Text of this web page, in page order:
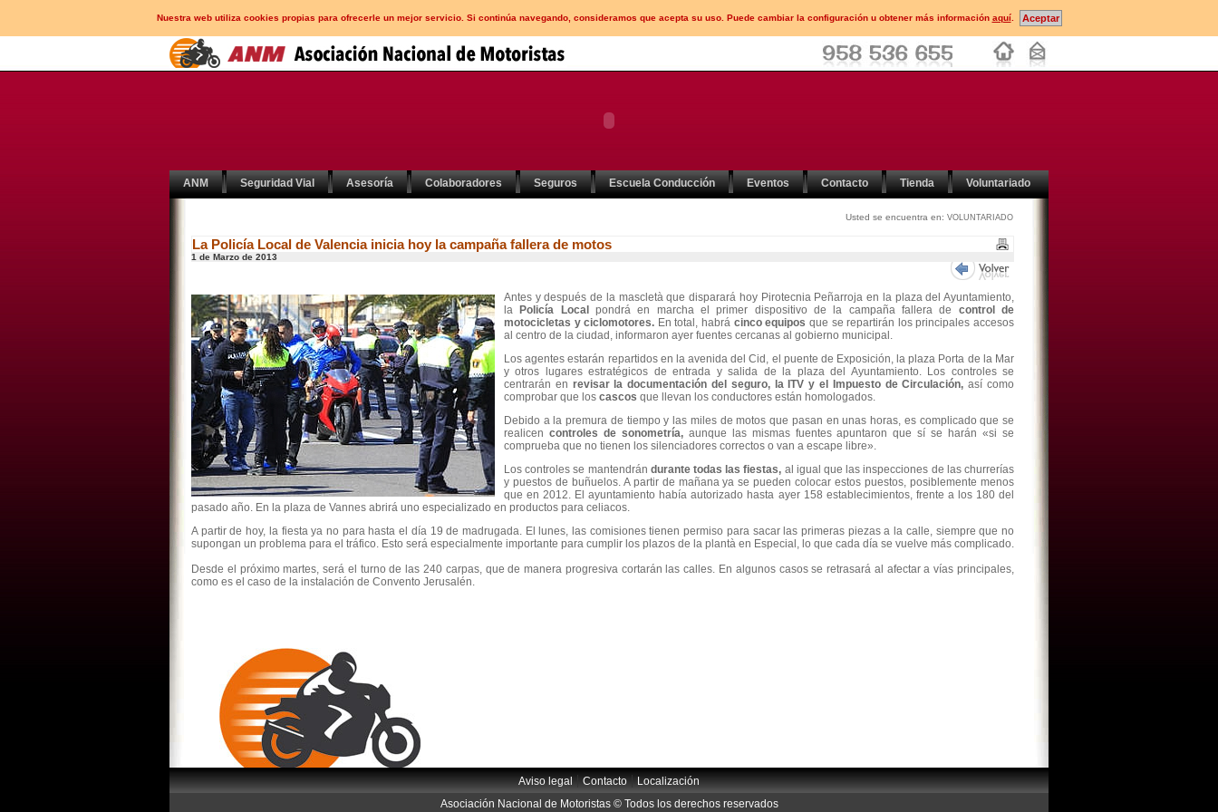
Nuestra web utiliza cookies propias para ofrecerle un mejor servicio. Si continúa navegando, consideramos que acepta su uso. Puede cambiar la configuración u obtener más información aquí.
ANM Seguridad Vial Asesoría Colaboradores Seguros Escuela Conducción Eventos Contacto Tienda Voluntariado
Usted se encuentra en: VOLUNTARIADO
La Policía Local de Valencia inicia hoy la campaña fallera de motos
1 de Marzo de 2013
Antes y después de la mascletà que disparará hoy Pirotecnia Peñarroja en la plaza del Ayuntamiento,
la
Policía Local pondrá en marcha el primer dispositivo de la campaña fallera de control de
motocicletas y ciclomotores. En total, habrá cinco equipos que se repartirán los principales accesos
al centro de la ciudad, informaron ayer fuentes cercanas al gobierno municipal.
Los agentes estarán repartidos en la avenida del Cid, el puente de Exposición, la plaza Porta de la Mar
y otros lugares estratégicos de entrada y salida de la plaza del Ayuntamiento. Los controles se
centrarán en revisar la documentación del seguro, la ITV y el Impuesto de Circulación,así como
comprobar que los cascos que llevan los conductores están homologados.
Debido a la premura de tiempo y las miles de motos que pasan en unas horas, es complicado que se
realicen controles de sonometría,aunque las mismas fuentes apuntaron que sí se harán «si se
comprueba que no tienen los silenciadores correctos o van a escape libre».
Los controles se mantendrán durante todas las fiestas, al igual que las inspecciones de las churrerías
y puestos de buñuelos. A partir de mañana ya se pueden colocar estos puestos, posiblemente menos
que en 2012. El ayuntamiento había autorizado hasta ayer 158 establecimientos, frente a los 180 del
pasado año. En la plaza de Vannes abrirá uno especializado en productos para celiacos.
A partir de hoy, la fiesta ya no para hasta el día 19 de madrugada. El lunes, las comisiones tienen permiso para sacar las primeras piezas a la calle, siempre que no
supongan un problema para el tráfico. Esto será especialmente importante para cumplir los plazos de la plantà en Especial, lo que cada día se vuelve más complicado.
Desde el próximo martes, será el turno de las 240 carpas, que de manera progresiva cortarán las calles. En algunos casos se retrasará al afectar a vías principales,
como es el caso de la instalación de Convento Jerusalén.
Aviso legal|Contacto|Localización
Asociación Nacional de Motoristas © Todos los derechos reservados